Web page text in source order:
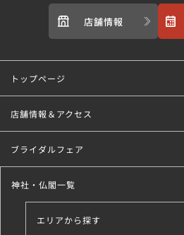
店舗情報
トップページ
店舗情報＆アクセス
ブライダルフェア
神社・仏閣一覧
エリアから探す